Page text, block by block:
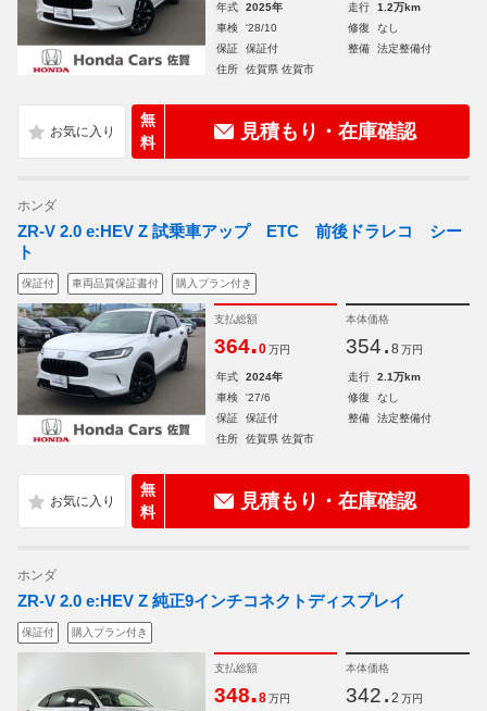
年式 2025年 走行
1.2万km
車検
'28/10 修復
なし
保証
保証付 整備
法定整備付
住所
佐賀県 佐賀市
無
料
見積もり・在庫確認
ホンダ
ZR-V 2.0 e:HEV Z 試乗車アップ ETC 前後ドラレコ シー
ト
保証付 車両品質保証書付 購入プラン付き
支払総額
364.0 万円
本体価格
354. 8 万円
年式 2024年 走行
2.1万km
車検
'27/6 修復
なし
保証
保証付 整備
法定整備付
住所
佐賀県 佐賀市
無
料
見積もり・在庫確認
ホンダ
ZR-V 2.0 e:HEV Z 純正9インチコネクトディスプレイ
保証付 購入プラン付き
支払総額
348.8 万円
本体価格
342. 2 万円